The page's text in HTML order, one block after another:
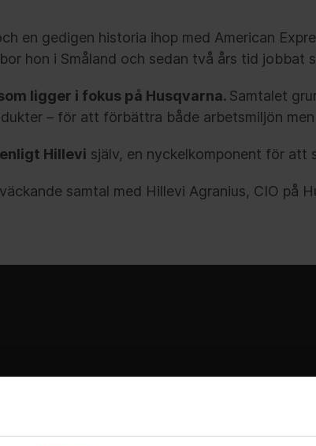
en gedigen historia ihop med American
hon i Småland och sedan två års tid jobbat
ligger i fokus på Husqvarna. Samtalet
– för att förbättra både arbetsmiljön
Hillevi själv, en nyckelkomponent för att
samtal med Hillevi Agranius, CIO på